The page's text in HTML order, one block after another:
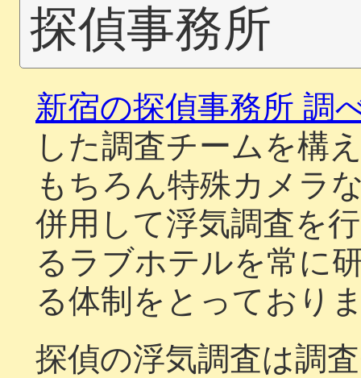
探偵事務所
新宿の探偵事務所 調
した調査チームを構
もちろん特殊カメラ
併用して浮気調査を
るラブホテルを常に
る体制をとっており
探偵の浮気調査は調